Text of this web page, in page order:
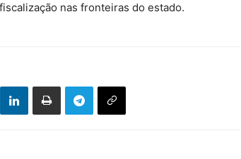
nas fronteiras do estado.